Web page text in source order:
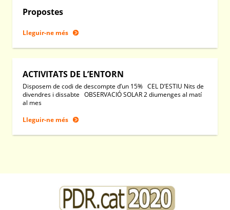
Propostes
Lleguir-ne més
ACTIVITATS DE L’ENTORN
Disposem de codi de descompte d’un 15% CEL D’ESTIU Nits de
divendres i dissabte OBSERVACIÓ SOLAR 2 diumenges al matí
al mes
Lleguir-ne més